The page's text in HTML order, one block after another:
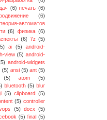
(6) печать (6)
(6)
теория-автоматов
(6) физика (6)
(6) 7z (5)
ai (5)
android-
view (5) android-
android-widgets
(5) ansi (5) ant (5)
(5) atom
(5)
bluetooth (5) blur
(5) clipboard (5)
(5) controller
(5) docx (5)
(5) final (5)